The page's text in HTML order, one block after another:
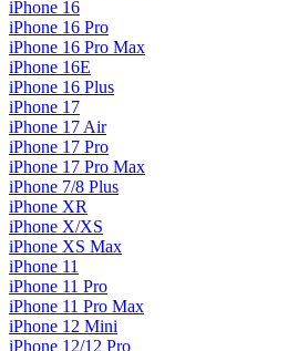
iPhone 16
iPhone 16 Pro
iPhone 16 Pro Max
iPhone 16E
iPhone 16 Plus
iPhone 17
iPhone 17 Air
iPhone 17 Pro
iPhone 17 Pro Max
iPhone 7/8 Plus
iPhone XR
iPhone X/XS
iPhone XS Max
iPhone 11
iPhone 11 Pro
iPhone 11 Pro Max
iPhone 12 Mini
iPhone 12/12 Pro